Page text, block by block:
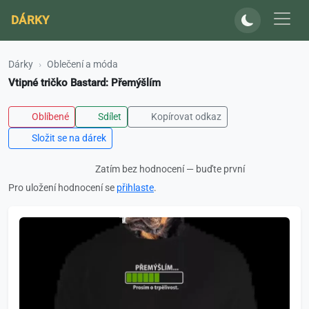
DÁRKY
Dárky Oblečení a móda
Vtipné tričko Bastard: Přemýšlím
Oblíbené Sdílet
Kopírovat odkaz
Složit se na dárek
Zatím bez hodnocení — buďte první
Pro uložení hodnocení se přihlaste.